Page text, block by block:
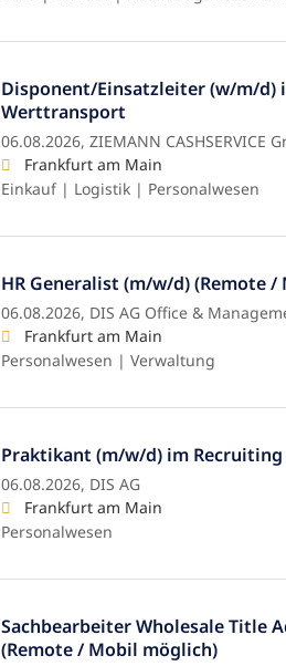
Disponent/Einsatzleiter (w/m/d)
Werttransport
06.08.2026, ZIEMANN CASHSERVICE
Frankfurt am Main
Einkauf | Logistik | Personalwesen
HR Generalist (m/w/d) (Remote
06.08.2026, DIS AG Office &
Frankfurt am Main
Personalwesen | Verwaltung
Praktikant (m/w/d) im Recruiting
06.08.2026, DIS AG
Frankfurt am Main
Personalwesen
Sachbearbeiter Wholesale Title
(Remote / Mobil möglich)